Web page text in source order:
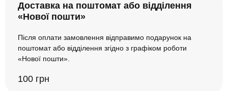
Доставка на поштомат або відділення
«Нової пошти»
Після оплати замовлення відправимо подарунок на
поштомат або відділення згідно з графіком роботи
«Нової пошти».
100 грн